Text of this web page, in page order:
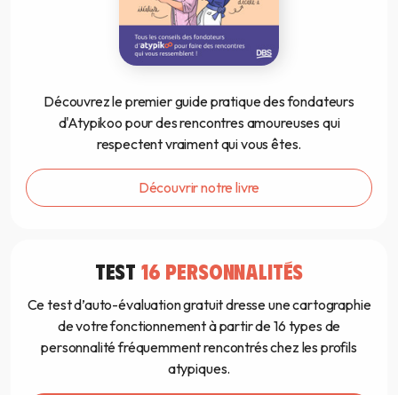
Découvrez le premier guide pratique des fondateurs
d'Atypikoo pour des rencontres amoureuses qui
respectent vraiment qui vous êtes.
Découvrir notre livre
TEST 16 PERSONNALITÉS
Ce test d’auto-évaluation gratuit dresse une cartographie
de votre fonctionnement à partir de 16 types de
personnalité fréquemment rencontrés chez les profils
atypiques.